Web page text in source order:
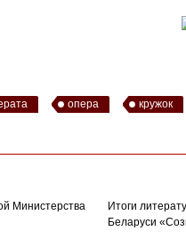
опера кружок
Министерства
Итоги
Беларуси